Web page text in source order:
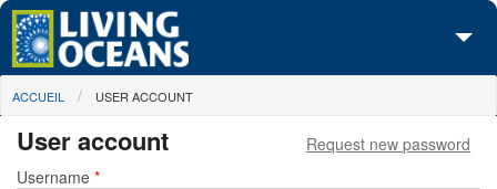
Skip to main content
À propos de nous
Nos campagnes
You are here
ACCUEIL USER ACCOUNT
User account
Primary tabs
Request new password
Username *